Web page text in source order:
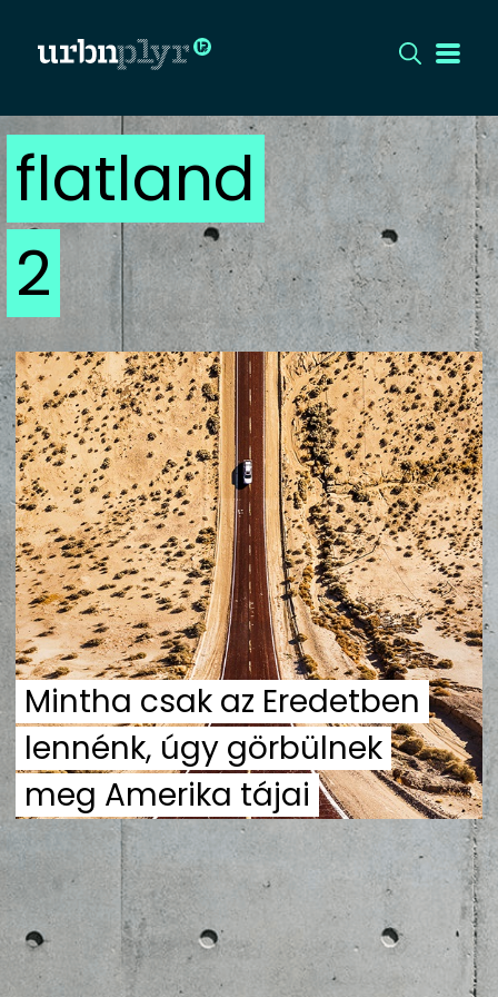
CÍMLAP
DIZÁJN
DIVAT
HIP
KULT
UTCA
ZENE
MÉDIAAJÁNLAT
IMPRESSZUM
PR-ARCHÍVUM
ADATKEZELÉSI TÁJÉKOZTATÓ
flatland
2
Mintha csak az Eredetben
lennénk, úgy görbülnek
meg Amerika tájai